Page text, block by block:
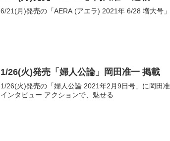
6/21(月)発売の「AERA (アエラ) 2021年 6/28 増大号
1/26(火)発売「婦人公論」岡田准一 掲載
1/26(火)発売の「婦人公論 2021年2月9日号」に岡田
インタビュー アクションで、魅せる